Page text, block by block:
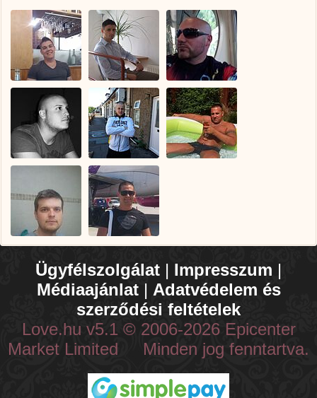
Ügyfélszolgálat | Impresszum |
Médiaajánlat| Adatvédelem és
szerződési feltételek
Love.hu v5.1 © 2006-2026 Epicenter
Market Limited Minden jog fenntartva.